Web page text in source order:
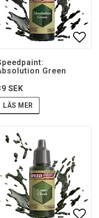
till i favoritlistan
Green
SEK
LÄS MER